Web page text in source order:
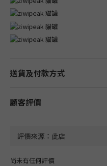
送貨及付款方式
顧客評價
尚未有任何評價